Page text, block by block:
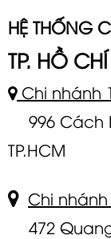
HỆ THỐNG
TP. HỒ
Chi nhánh
996 Cách
TP.HCM
Chi nhánh
472